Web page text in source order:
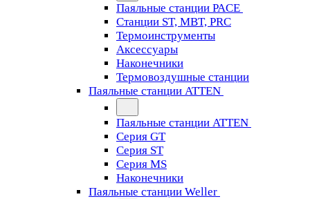
Паяльные станции PACE
Станции ST, MBT, PRC
Термоинструменты
Аксессуары
Наконечники
Термовоздушные станции
Паяльные станции ATTEN
Паяльные станции ATTEN
Серия GT
Серия ST
Серия MS
Наконечники
Паяльные станции Weller